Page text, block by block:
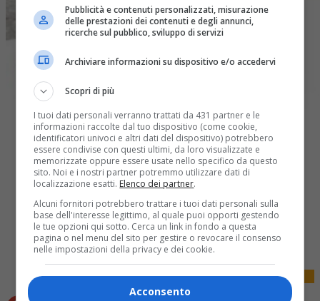
Share
Tweet
Pubblicità e contenuti personalizzati, misurazione
delle prestazioni dei contenuti e degli annunci,
ricerche sul pubblico, sviluppo di servizi
Archiviare informazioni su dispositivo e/o accedervi
Scopri di più
I tuoi dati personali verranno trattati da 431 partner e le
informazioni raccolte dal tuo dispositivo (come cookie,
identificatori univoci e altri dati del dispositivo) potrebbero
essere condivise con questi ultimi, da loro visualizzate e
memorizzate oppure essere usate nello specifico da questo
sito. Noi e i nostri partner potremmo utilizzare dati di
localizzazione esatti. Elenco dei partner.
Alcuni fornitori potrebbero trattare i tuoi dati personali sulla
base dell'interesse legittimo, al quale puoi opporti gestendo
le tue opzioni qui sotto. Cerca un link in fondo a questa
pagina o nel menu del sito per gestire o revocare il consenso
nelle impostazioni della privacy e dei cookie.
Acconsento